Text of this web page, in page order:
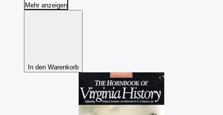
Mehr anzeigen
In den Warenkorb